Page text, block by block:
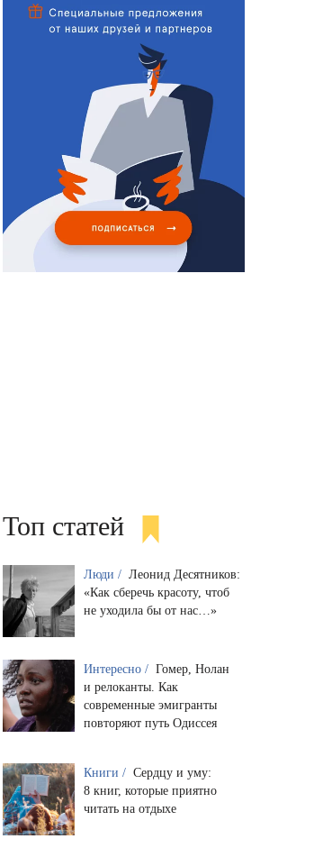
Топ статей
Люди / Леонид Десятников:
«Как сберечь красоту, чтоб
не уходила бы от нас…»
Интересно / Гомер, Нолан
и релоканты. Как
современные эмигранты
повторяют путь Одиссея
Книги / Сердцу и уму:
8 книг, которые приятно
читать на отдыхе